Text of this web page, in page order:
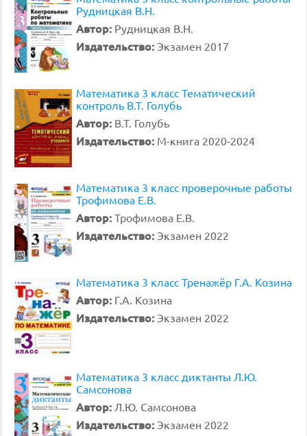
Рудницкая В.Н.
Автор: Рудницкая В.Н.
Издательство: Экзамен 2017
Математика 3 класс Тематический
контроль В.Т. Голубь
Автор: В.Т. Голубь
Издательство: М-книга 2020-2024
Математика 3 класс проверочные работы
Трофимова Е.В.
Автор: Трофимова Е.В.
Издательство: Экзамен 2022
Математика 3 класс Тренажёр Г.А. Козина
Автор: Г.А. Козина
Издательство: Экзамен 2022
Математика 3 класс диктанты Л.Ю.
Самсонова
Автор: Л.Ю. Самсонова
Издательство: Экзамен 2022